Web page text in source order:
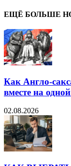
ЕЩЁ БОЛЬШЕ
Как Англо-
вместе на
02.08.2026